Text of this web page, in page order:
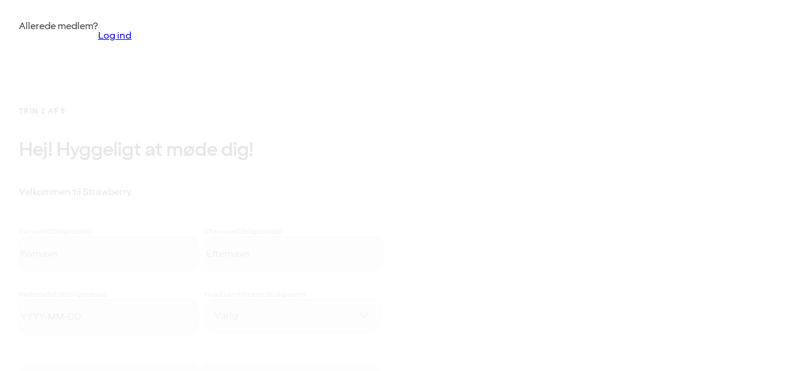
Allerede medlem?
Log ind
TRIN 2 AF 5
Hej! Hyggeligt at møde dig!
Velkommen til Strawberry.